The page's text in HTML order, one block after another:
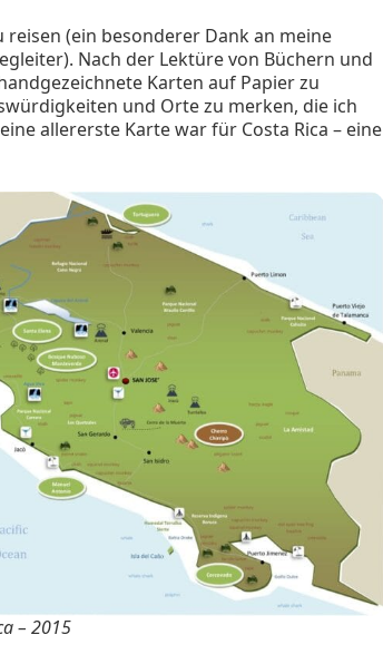
reisen (ein besonderer Dank an meine
Nach der Lektüre von Büchern und
Karten auf Papier zu
und Orte zu merken, die ich
allererste Karte war für Costa Rica – eine
– 2015